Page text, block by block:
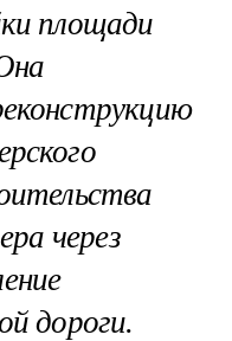
площади
через
дороги.